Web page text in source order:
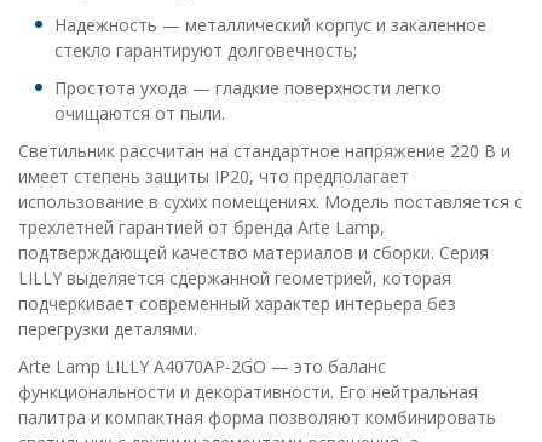
Надежность — металлический корпус и закаленное
стекло гарантируют долговечность;
Простота ухода — гладкие поверхности легко
очищаются от пыли.
Светильник рассчитан на стандартное напряжение 220 В и
имеет степень защиты IP20, что предполагает
использование в сухих помещениях. Модель поставляется с
трехлетней гарантией от бренда Arte Lamp,
подтверждающей качество материалов и сборки. Серия
LILLY выделяется сдержанной геометрией, которая
подчеркивает современный характер интерьера без
перегрузки деталями.
Arte Lamp LILLY A4070AP-2GO — это баланс
функциональности и декоративности. Его нейтральная
палитра и компактная форма позволяют комбинировать